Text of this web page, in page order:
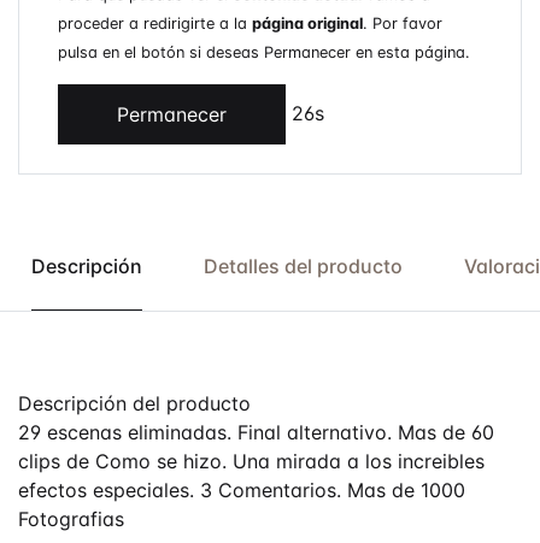
proceder a redirigirte a la página original. Por favor
pulsa en el botón si deseas Permanecer en esta página.
Permanecer 26s
Descripción Detalles del producto
Descripción del producto
29 escenas eliminadas. Final alternativo. Mas de 60
clips de Como se hizo. Una mirada a los increibles
efectos especiales. 3 Comentarios. Mas de 1000
Fotografias